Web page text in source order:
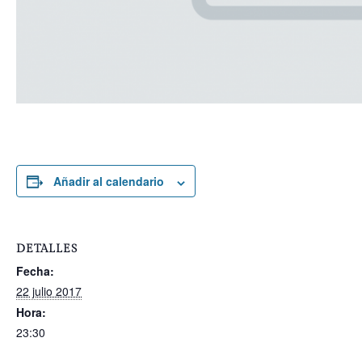
Añadir al calendario
DETALLES
Fecha:
22 julio 2017
Hora:
23:30